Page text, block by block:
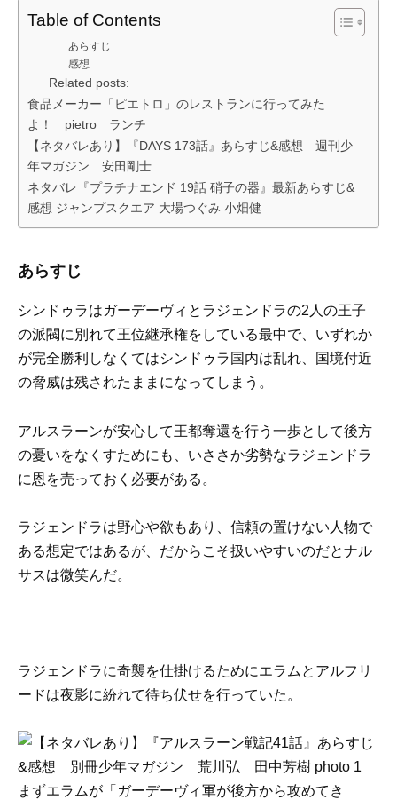
Table of Contents
あらすじ
感想
Related posts:
食品メーカー「ピエトロ」のレストランに行ってみた
よ！ pietro ランチ
【ネタバレあり】『DAYS 173話』あらすじ&感想 週刊少
年マガジン 安田剛士
ネタバレ『プラチナエンド 19話 硝子の器』最新あらすじ&
感想 ジャンプスクエア 大場つぐみ 小畑健
あらすじ
シンドゥラはガーデーヴィとラジェンドラの2人の王子
の派閥に別れて王位継承権をしている最中で、いずれか
が完全勝利しなくてはシンドゥラ国内は乱れ、国境付近
の脅威は残されたままになってしまう。
アルスラーンが安心して王都奪還を行う一歩として後方
の憂いをなくすためにも、いささか劣勢なラジェンドラ
に恩を売っておく必要がある。
ラジェンドラは野心や欲もあり、信頼の置けない人物で
ある想定ではあるが、だからこそ扱いやすいのだとナル
サスは微笑んだ。
ラジェンドラに奇襲を仕掛けるためにエラムとアルフリ
ードは夜影に紛れて待ち伏せを行っていた。
まずエラムが「ガーデーヴィ軍が後方から攻めてき